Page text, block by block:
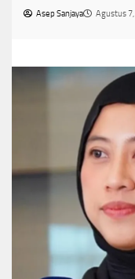
Asep Sanjaya Agustus